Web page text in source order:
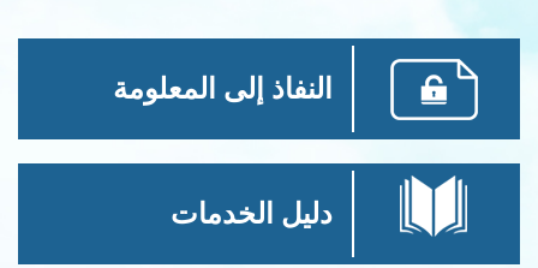
النفاذ إلى المعلومة
دليل الخدمات